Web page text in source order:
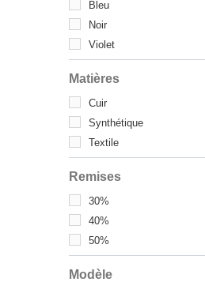
Bleu
Noir
Violet
Matières
Cuir
Synthétique
Textile
Remises
30%
40%
50%
Modèle